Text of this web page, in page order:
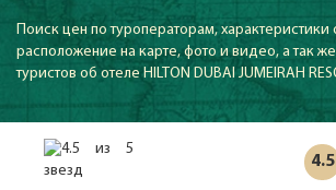
Поиск цен по туроператорам, характеристики
расположение на карте, фото и видео, а так
туристов об отеле HILTON DUBAI JUMEIRAH
4.5